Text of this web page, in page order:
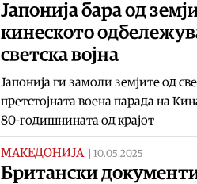
Јапонија бара од
кинеското
светска војна
Јапонија ги замоли земјите од
претстојната воена парада на
80-годишнината од крајот
МАКЕДОНИЈА | 10.05.2025
Британски